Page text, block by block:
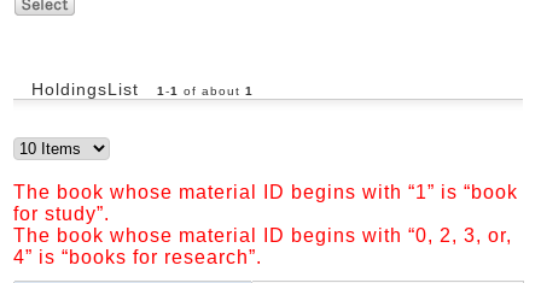
HoldingsList 1 -1 of about 1
The book whose material ID begins with “1” is “book
for study”.
The book whose material ID begins with “0, 2, 3, or,
4” is “books for research”.